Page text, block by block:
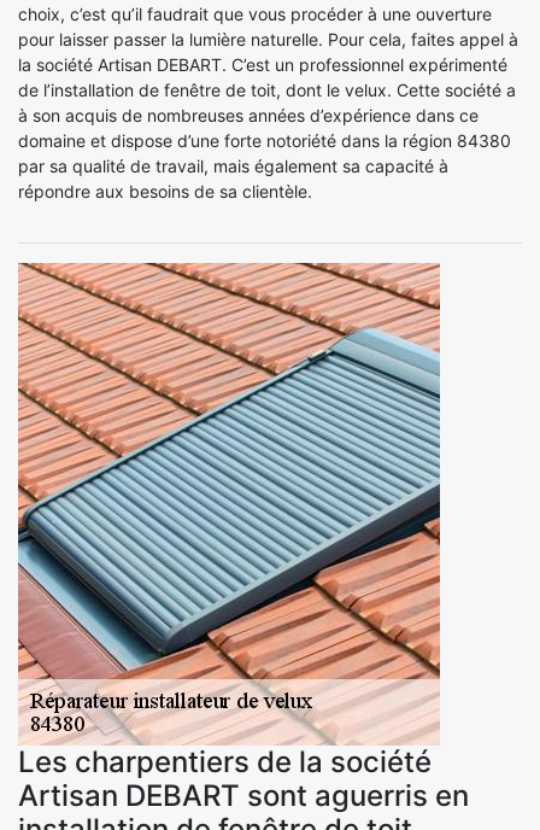
choix, c’est qu’il faudrait que vous procéder à une ouverture
pour laisser passer la lumière naturelle. Pour cela, faites appel à
la société Artisan DEBART. C’est un professionnel expérimenté
de l’installation de fenêtre de toit, dont le velux. Cette société a
à son acquis de nombreuses années d’expérience dans ce
domaine et dispose d’une forte notoriété dans la région 84380
par sa qualité de travail, mais également sa capacité à
répondre aux besoins de sa clientèle.
Les charpentiers de la société
Artisan DEBART sont aguerris en